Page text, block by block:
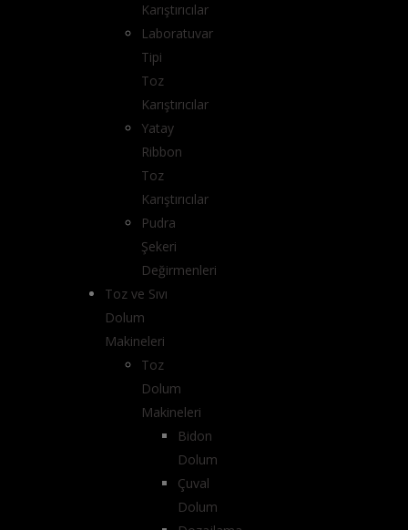
Karıştırıcılar
Laboratuvar
Tipi
Toz
Karıştırıcılar
Yatay
Ribbon
Toz
Karıştırıcılar
Pudra
Şekeri
Değirmenleri
Toz ve Sıvı
Dolum
Makineleri
Toz
Dolum
Makineleri
Bidon
Dolum
Çuval
Dolum